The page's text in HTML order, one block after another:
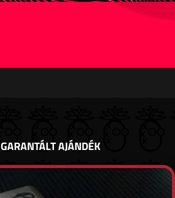
GARANTÁLT AJÁNDÉK